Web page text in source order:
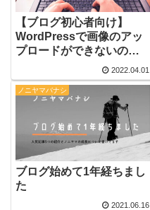
【ブログ初心者向け】
WordPressで画像のアッ
プロードができないのは
BackWPupが原因！？
【サーバーの空き容量】
をチェックしよう
2022.04.01
ノニヤマバナシ
ブログ始めて1年経ちまし
た
2021.06.16